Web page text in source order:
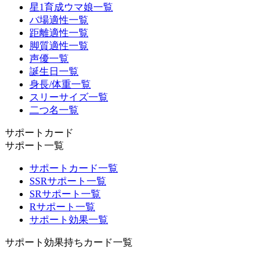
星1育成ウマ娘一覧
バ場適性一覧
距離適性一覧
脚質適性一覧
声優一覧
誕生日一覧
身長/体重一覧
スリーサイズ一覧
二つ名一覧
サポートカード
サポート一覧
サポートカード一覧
SSRサポート一覧
SRサポート一覧
Rサポート一覧
サポート効果一覧
サポート効果持ちカード一覧